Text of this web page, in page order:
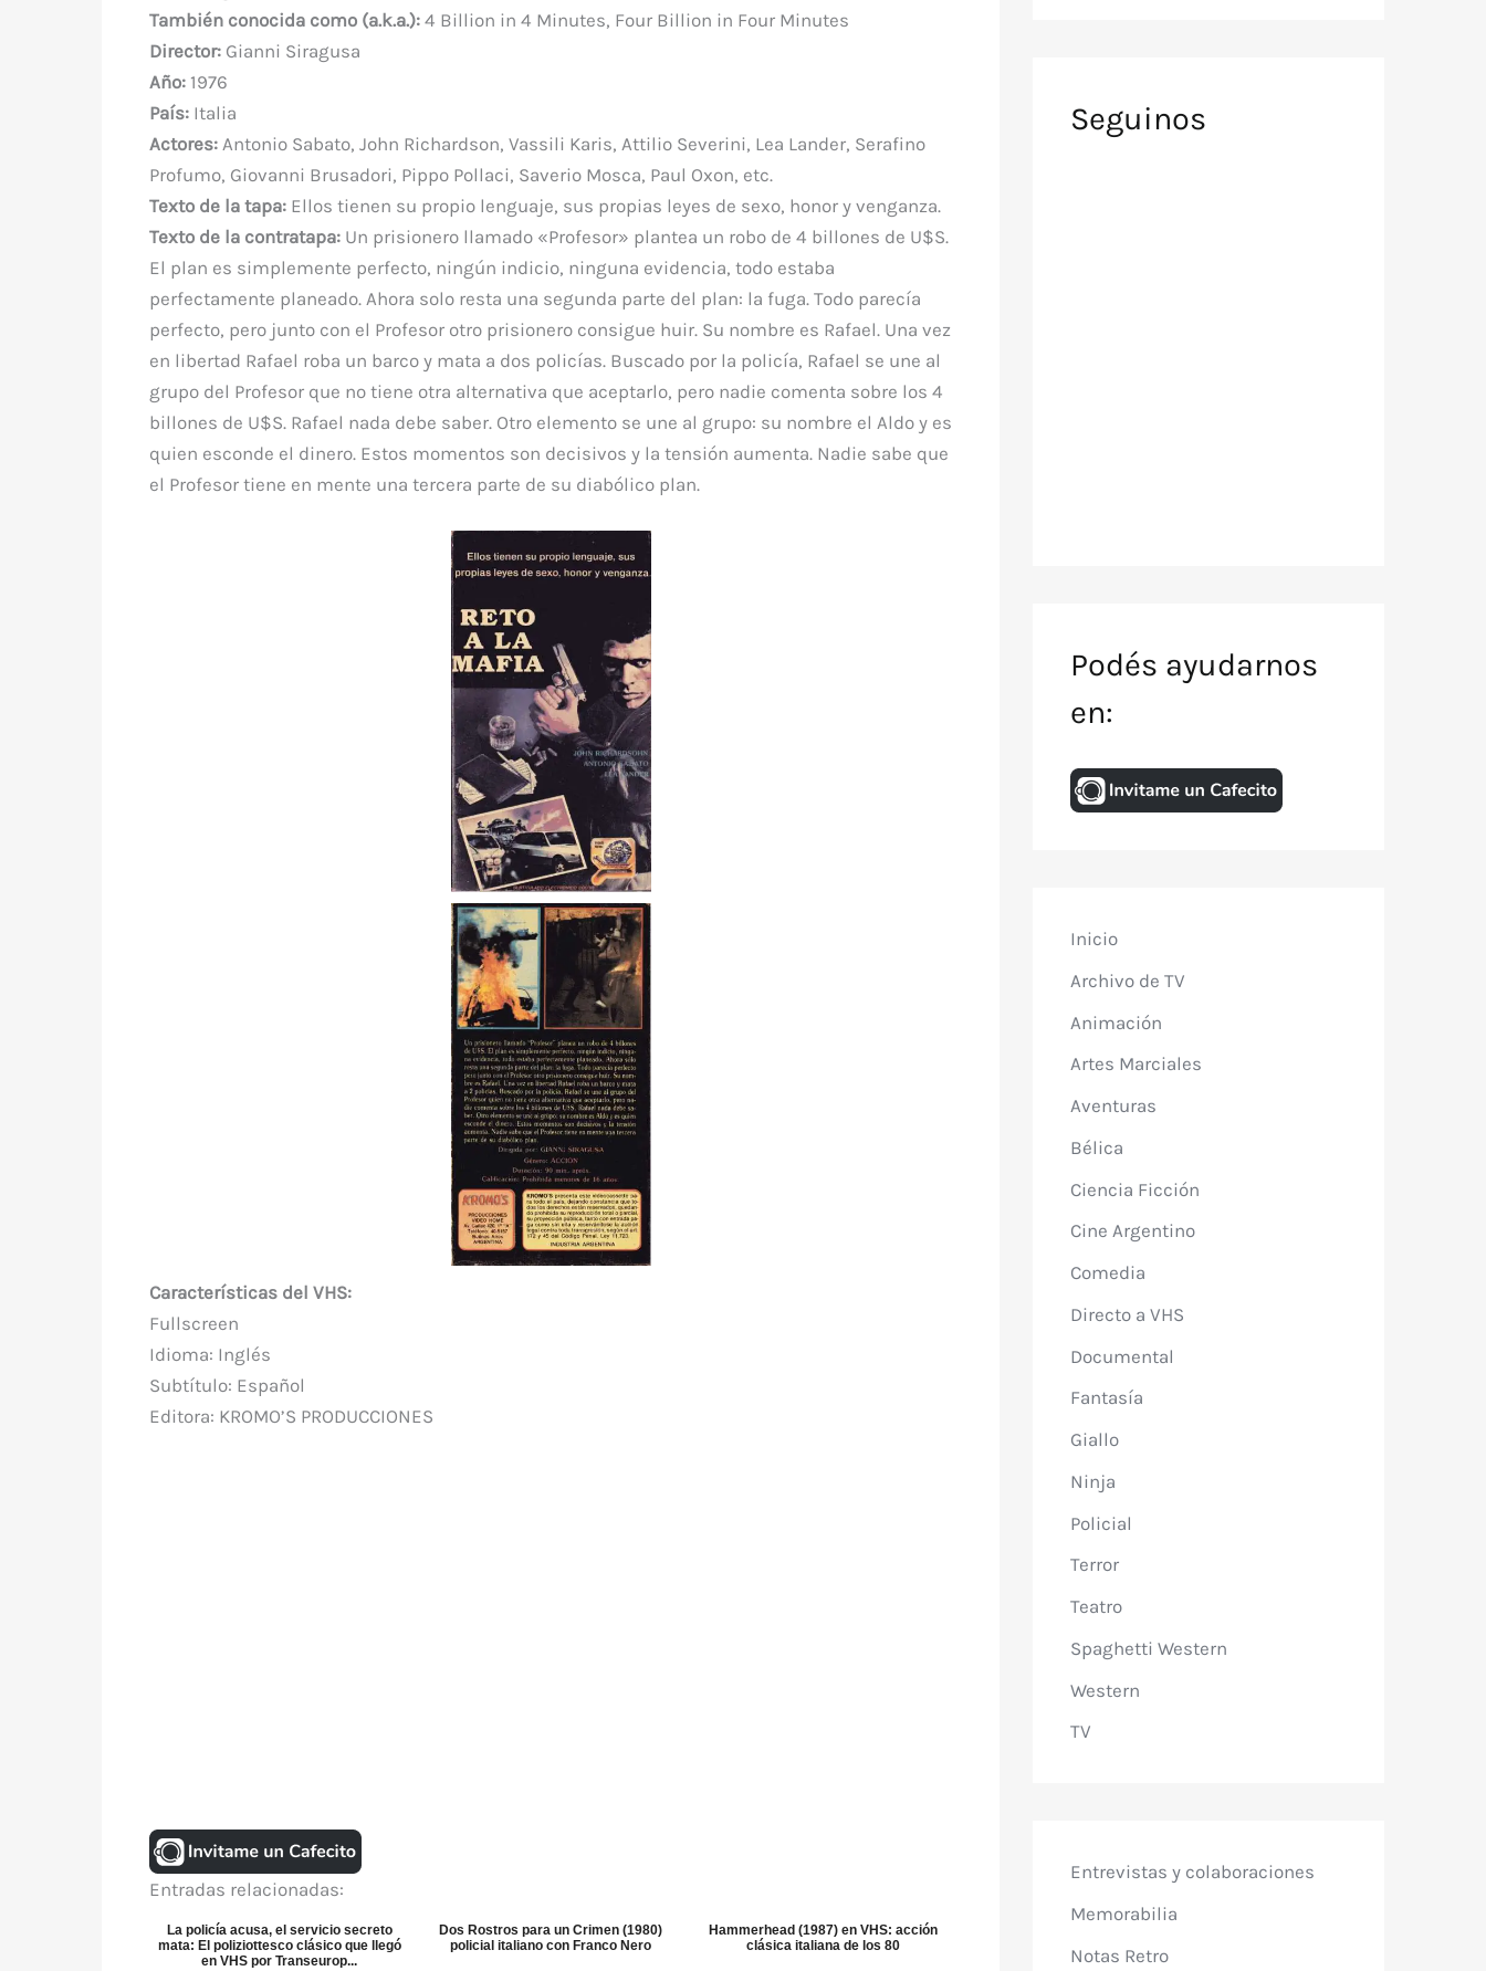
b
o
o
k
r
st A
r
t
También conocida como (a.k.a.):4 Billion in 4 Minutes, Four Billion in Four Minutes
Director:Gianni Siragusa
Año:1976
País:Italia
Actores:Antonio Sabato, John Richardson, Vassili Karis, Attilio Severini, Lea Lander, Serafino
Profumo, Giovanni Brusadori, Pippo Pollaci, Saverio Mosca, Paul Oxon, etc.
Texto de la tapa: Ellos tienen su propio lenguaje, sus propias leyes de sexo, honor y venganza.
Texto de la contratapa: Un prisionero llamado «Profesor» plantea un robo de 4 billones de U$S.
El plan es simplemente perfecto, ningún indicio, ninguna evidencia, todo estaba
perfectamente planeado. Ahora solo resta una segunda parte del plan: la fuga. Todo parecía
perfecto, pero junto con el Profesor otro prisionero consigue huir. Su nombre es Rafael. Una vez
en libertad Rafael roba un barco y mata a dos policías. Buscado por la policía, Rafael se une al
grupo del Profesor que no tiene otra alternativa que aceptarlo, pero nadie comenta sobre los 4
billones de U$S. Rafael nada debe saber. Otro elemento se une al grupo: su nombre el Aldo y es
quien esconde el dinero. Estos momentos son decisivos y la tensión aumenta. Nadie sabe que
el Profesor tiene en mente una tercera parte de su diabólico plan.
Características del VHS:
Fullscreen
Idioma: Inglés
Subtítulo: Español
Editora: KROMO’S PRODUCCIONES
Entradas relacionadas:
La policía acusa, el servicio secreto
mata: El poliziottesco clásico que llegó
en VHS por Transeurop...
Dos Rostros para un Crimen (1980)
policial italiano con Franco Nero
Hammerhead (1987) en VHS: acción
clásica italiana de los 80
Seguinos
Podés ayudarnos
en:
Inicio
Archivo de TV
Animación
Artes Marciales
Aventuras
Bélica
Ciencia Ficción
Cine Argentino
Comedia
Directo a VHS
Documental
Fantasía
Giallo
Ninja
Policial
Terror
Teatro
Spaghetti Western
Western
TV
Entrevistas y colaboraciones
Memorabilia
Notas Retro